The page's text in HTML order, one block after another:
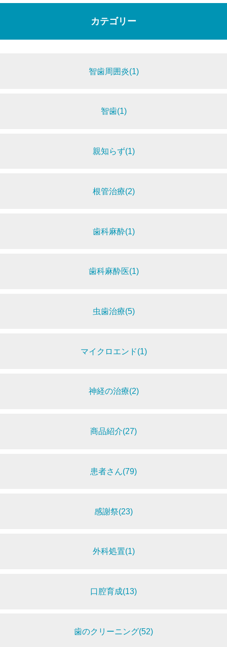
カテゴリー
智歯周囲炎(1)
智歯(1)
親知らず(1)
根管治療(2)
歯科麻酔(1)
歯科麻酔医(1)
虫歯治療(5)
マイクロエンド(1)
神経の治療(2)
商品紹介(27)
患者さん(79)
感謝祭(23)
外科処置(1)
口腔育成(13)
歯のクリーニング(52)